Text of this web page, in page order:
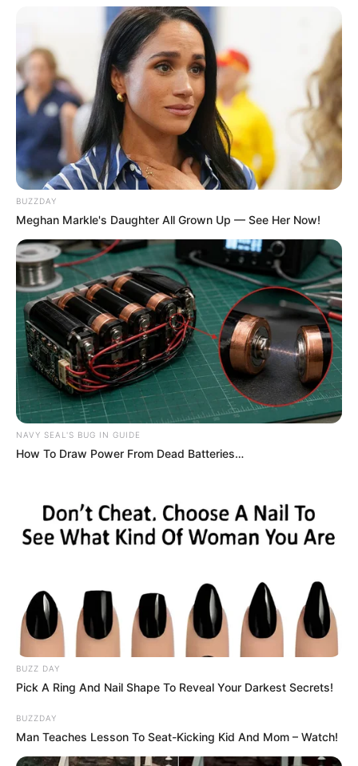
BUZZDAY
Meghan Markle's Daughter All Grown Up — See Her Now!
NAVY SEAL'S BUG IN GUIDE
How To Draw Power From Dead Batteries…
BUZZ DAY
Pick A Ring And Nail Shape To Reveal Your Darkest Secrets!
BUZZDAY
Man Teaches Lesson To Seat-Kicking Kid And Mom – Watch!